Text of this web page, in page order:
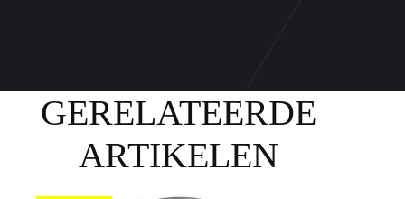
GERELATEERDE
ARTIKELEN